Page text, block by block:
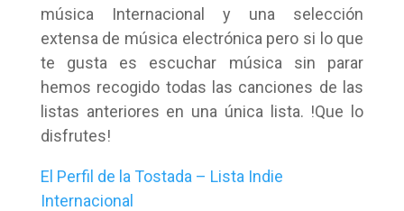
música Internacional y una selección
extensa de música electrónica pero si lo que
te gusta es escuchar música sin parar
hemos recogido todas las canciones de las
listas anteriores en una única lista. !Que lo
disfrutes!
El Perfil de la Tostada – Lista Indie
Internacional